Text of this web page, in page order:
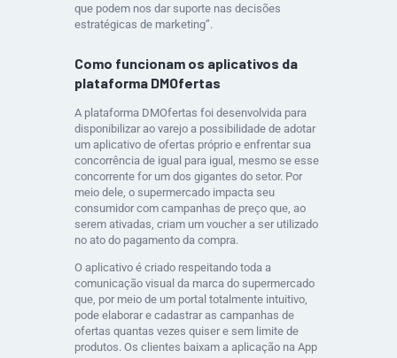
que podem nos dar suporte nas decisões
estratégicas de marketing”.
Como funcionam os aplicativos da
plataforma DMOfertas
A plataforma DMOfertas foi desenvolvida para
disponibilizar ao varejo a possibilidade de adotar
um aplicativo de ofertas próprio e enfrentar sua
concorrência de igual para igual, mesmo se esse
concorrente for um dos gigantes do setor. Por
meio dele, o supermercado impacta seu
consumidor com campanhas de preço que, ao
serem ativadas, criam um voucher a ser utilizado
no ato do pagamento da compra.
O aplicativo é criado respeitando toda a
comunicação visual da marca do supermercado
que, por meio de um portal totalmente intuitivo,
pode elaborar e cadastrar as campanhas de
ofertas quantas vezes quiser e sem limite de
produtos. Os clientes baixam a aplicação na App